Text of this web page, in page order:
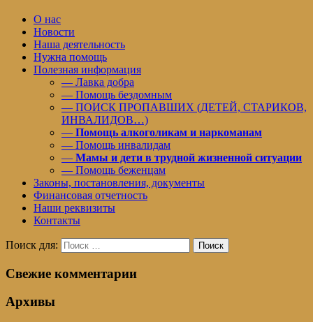
О нас
Новости
Наша деятельность
Нужна помощь
Полезная информация
— Лавка добра
— Помощь бездомным
— ПОИСК ПРОПАВШИХ (ДЕТЕЙ, СТАРИКОВ,
ИНВАЛИДОВ…)
— Помощь алкоголикам и наркоманам
— Помощь инвалидам
— Мамы и дети в трудной жизненной ситуации
— Помощь беженцам
Законы, постановления, документы
Финансовая отчетность
Наши реквизиты
Контакты
Поиск для: Поиск
Свежие комментарии
Архивы